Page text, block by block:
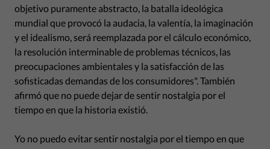
objetivo puramente abstracto, la batalla ideológica
mundial que provocó la audacia, la valentía, la imaginación
y el idealismo, será reemplazada por el cálculo económico,
la resolución interminable de problemas técnicos, las
preocupaciones ambientales y la satisfacción de las
sofisticadas demandas de los consumidores". También
afirmó que no puede dejar de sentir nostalgia por el
tiempo en que la historia existió.
Yo no puedo evitar sentir nostalgia por el tiempo en que